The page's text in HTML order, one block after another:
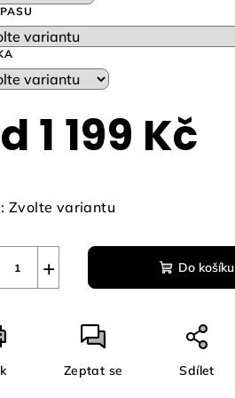
1 199 Kč
Zvolte variantu
+ Do košíku
Zeptat se Sdílet